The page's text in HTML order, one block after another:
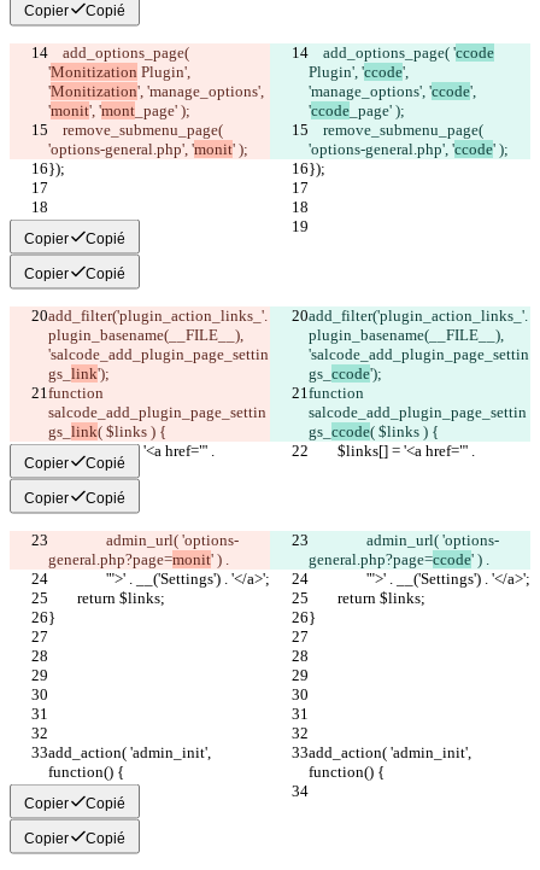
Copier Copié
'Monitization Plugin',
'Monitization', 'manage_options',
'monit', 'mont _page' );
    add_options_page( '
ccode
Plugin', 'ccode',
'manage_options', 'ccode',
'ccode _page' );
'options-general.php', 'monit' );
'options-general.php', 'ccode' );
});
});
Copier Copié
Copier Copié
add_filter('plugin_action_links_'.
plugin_basename(__FILE__),
'salcode_add_plugin_page_settin
gs_ link');
add_filter('plugin_action_links_'.
plugin_basename(__FILE__),
'salcode_add_plugin_page_settin
gs_ ccode');
function
salcode_add_plugin_page_settin
gs_ link( $links ) {
function
salcode_add_plugin_page_settin
gs_ ccode( $links ) {
	$links[] = '<a href="' .
	$links[] = '<a href="' .
Copier Copié
Copier Copié
general.php?page=monit' ) .
general.php?page=ccode' ) .
		'">' . __('Settings') . '</a>';
		'">' . __('Settings') . '</a>';
	return $links;
	return $links;
}
}
add_action( 'admin_init',
function() {
add_action( 'admin_init',
function() {
Copier Copié
Copier Copié